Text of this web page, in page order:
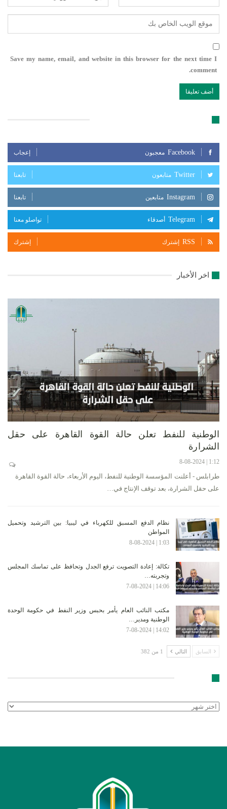
Save my name, email, and website in this browser for the next time I
comment.
Facebook معجبون إعجاب
Twitter متابعون تابعنا
Instagram متابعين تابعنا
Telegram أصدقاء تواصلو معنا
RSS إشترك إشترك
اخر الأخبار
الوطنية للنفط تعلن حالة القوة القاهرة على حقل
الشرارة
1:12 | 8-08-2024
طرابلس - أعلنت المؤسسة الوطنية للنفط، اليوم الأربعاء، حالة القوة القاهرة
على حقل الشرارة، بعد توقف الإنتاج في…
نظام الدفع المسبق للكهرباء في ليبيا: بين الترشيد وتحميل
المواطن
1:03 | 8-08-2024
تكالة: إعادة التصويت ترفع الجدل وتحافظ على تماسك المجلس
وتجربته…
14:06 | 7-08-2024
مكتب النائب العام يأمر بحبس وزير النفط في حكومة الوحدة
الوطنية ومدير…
14:02 | 7-08-2024
السابق التالي 1 من 382
الأرشيف